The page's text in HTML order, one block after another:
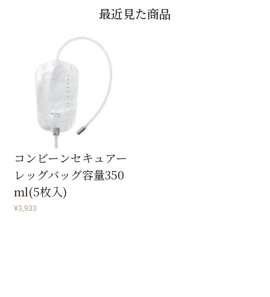
コンビーンセキュアー
レッグバッグ容量350
ml(5枚入)
¥3,933